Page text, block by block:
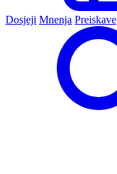
Dosjeji Mnenja Preiskave